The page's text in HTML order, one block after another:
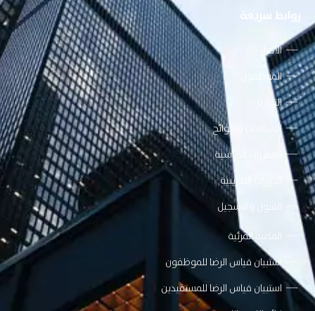
روابط سريعة
الأخبار
الموظفون
التقارير
السياسات واللوائح
المقررات الدراسية
الدورات التدريبية
القبول والتسجيل
المكتبة المرئية
استبيان قياس الرضا للموظفون
استبيان قياس الرضا للمستفيدين